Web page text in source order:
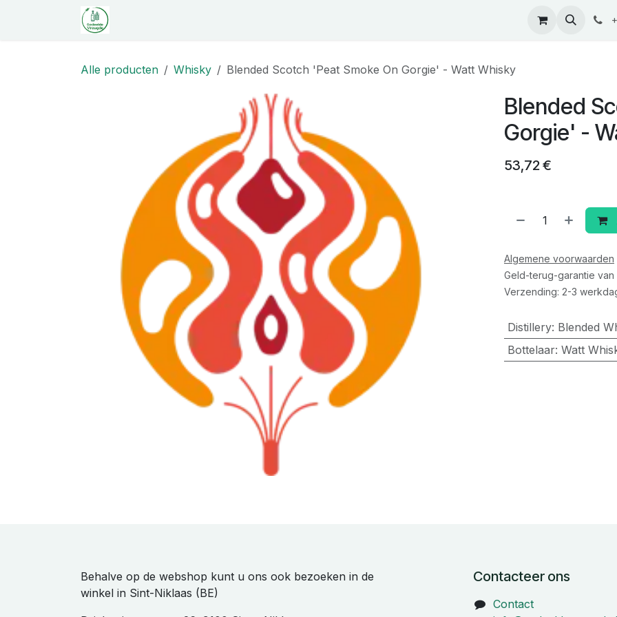
Overslaan naar inhoud
Alle producten Whisky Blended Scotch 'Peat Smoke On Gorgie' - Watt Whisky
Blended
Gorgie' -
53,72€
Algemene voorwaarden
Geld-terug-garantie van
Verzending: 2-3
Distillery: Blended
Bottelaar: Watt
Behalve op de webshop kunt u ons ook bezoeken in de
winkel in Sint-Niklaas (BE)
Contacteer ons
Contact